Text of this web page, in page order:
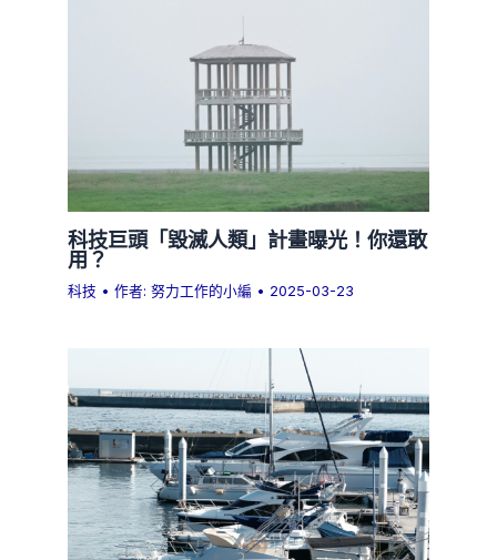
科技巨頭「毀滅人類」計畫曝光！你還敢
用？
科技 • 作者:努力工作的小編 • 2025-03-23